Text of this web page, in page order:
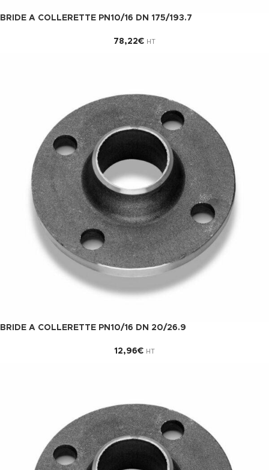
BRIDE A COLLERETTE PN10/16 DN 175/193.7
78,22€ HT
BRIDE A COLLERETTE PN10/16 DN 20/26.9
12,96€ HT